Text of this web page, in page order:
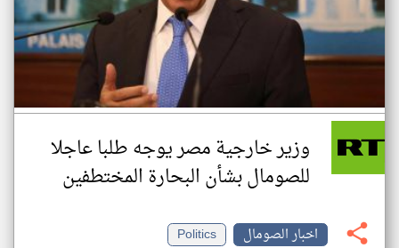
وزير خارجية مصر يوجه طلبا عاجلا
للصومال بشأن البحارة المختطفين
اخبار الصومال
Politics